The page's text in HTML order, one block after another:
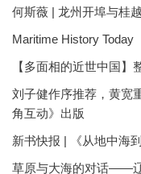
何斯薇 | 龙州开埠与桂
Maritime History Today
【多面相的近世中国
刘子健作序推荐，黄
角互动》出版
新书快报 | 《从地中海
草原与大海的对话——